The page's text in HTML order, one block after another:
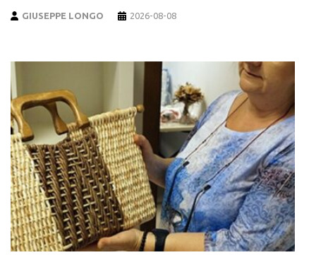
GIUSEPPE LONGO 2026-08-08